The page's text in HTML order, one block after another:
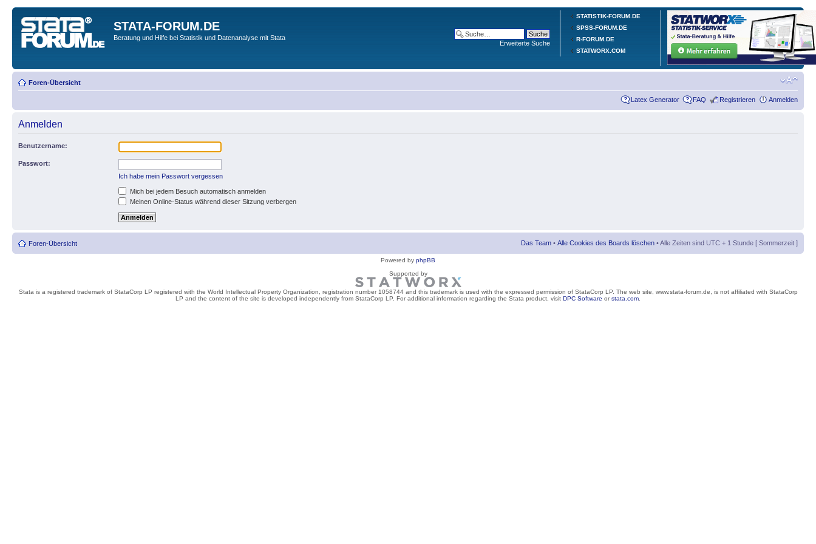
STATISTIK-FORUM.DE
SPSS-FORUM.DE
R-FORUM.DE
STATWORX.COM
STATA-FORUM.DE
Beratung und Hilfe bei Statistik und Datenanalyse mit Stata
Erweiterte Suche
Foren-Übersicht
Latex Generator FAQ Registrieren Anmelden
Anmelden
Benutzername:
Passwort:
Ich habe mein Passwort vergessen
Mich bei jedem Besuch automatisch anmelden
Meinen Online-Status während dieser Sitzung verbergen
Foren-Übersicht Das Team • Alle Cookies des Boards löschen • Alle Zeiten sind UTC + 1 Stunde [ Sommerzeit ]
Powered by phpBB
Supported by
Stata is a registered trademark of StataCorp LP registered with the World Intellectual Property Organization, registration number 1058744 and this trademark is used with the expressed permission of StataCorp LP. The web site, www.stata-forum.de, is not affiliated with StataCorp
LP and the content of the site is developed independently from StataCorp LP. For additional information regarding the Stata product, visit DPC Software orstata.com